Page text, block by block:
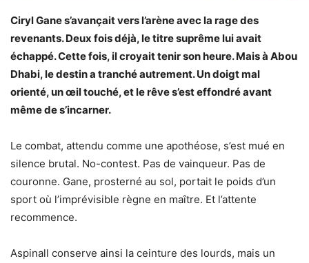
Ciryl Gane s’avançait vers l’arène avec la rage des
revenants. Deux fois déjà, le titre suprême lui avait
échappé. Cette fois, il croyait tenir son heure. Mais à Abou
Dhabi, le destin a tranché autrement. Un doigt mal
orienté, un œil touché, et le rêve s’est effondré avant
même de s’incarner.
Le combat, attendu comme une apothéose, s’est mué en
silence brutal. No-contest. Pas de vainqueur. Pas de
couronne. Gane, prosterné au sol, portait le poids d’un
sport où l’imprévisible règne en maître. Et l’attente
recommence.
Aspinall conserve ainsi la ceinture des lourds, mais un